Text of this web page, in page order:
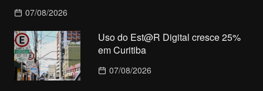
07/08/2026
Uso do Est@R Digital cresce 25%
em Curitiba
07/08/2026